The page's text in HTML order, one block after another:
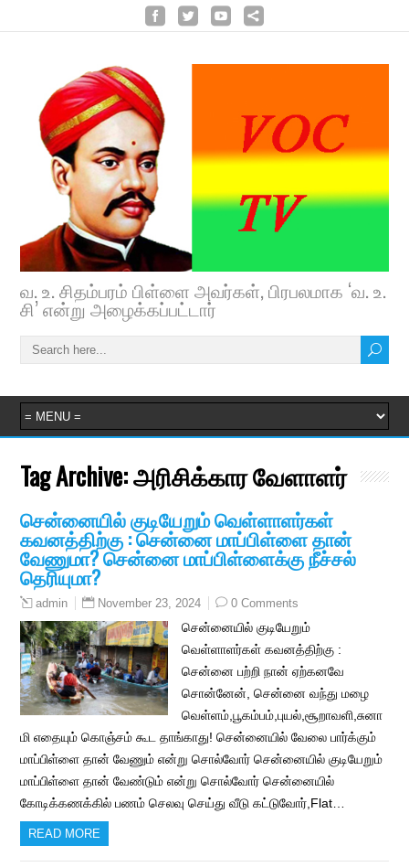
வ. உ. சிதம்பரம் பிள்ளை அவர்கள், பிரபலமாக ‘வ. உ.
சி’ என்று அழைக்கப்பட்டார்
Tag Archive:அரிசிக்கார வேளாளர்
சென்னையில் குடியேறும் வெள்ளாளர்கள்
கவனத்திற்கு : சென்னை மாப்பிள்ளை தான்
வேணுமா? சென்னை மாப்பிள்ளைக்கு நீச்சல்
தெரியுமா?
admin November 23, 2024 0 Comments
சென்னையில் குடியேறும்
வெள்ளாளர்கள் கவனத்திற்கு :
சென்னை பற்றி நான் ஏற்கனவே
சொன்னேன், சென்னை வந்து மழை
வெள்ளம்,பூகம்பம்,புயல்,சூறாவளி,சுனா
மி எதையும் கொஞ்சம் கூட தாங்காது! சென்னையில் வேலை பார்க்கும்
மாப்பிள்ளை தான் வேணும் என்று சொல்வோர் சென்னையில் குடியேறும்
மாப்பிள்ளை தான் வேண்டும் என்று சொல்வோர் சென்னையில்
கோடிக்கணக்கில் பணம் செலவு செய்து வீடு கட்டுவோர்,Flat…
READ MORE